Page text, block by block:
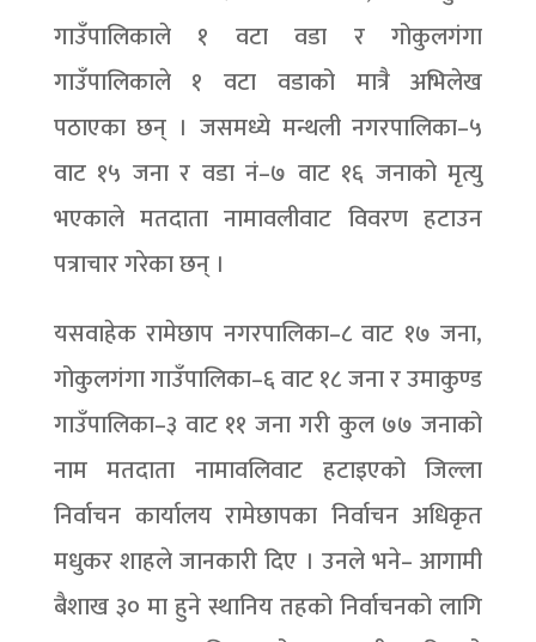
गाउँपालिकाले १ वटा वडा र गोकुलगंगा
गाउँपालिकाले १ वटा वडाको मात्रै अभिलेख
पठाएका छन् । जसमध्ये मन्थली नगरपालिका–५
वाट १५ जना र वडा नं–७ वाट १६ जनाको मृत्यु
भएकाले मतदाता नामावलीवाट विवरण हटाउन
पत्राचार गरेका छन् ।
यसवाहेक रामेछाप नगरपालिका–८ वाट १७ जना,
गोकुलगंगा गाउँपालिका–६ वाट १८ जना र उमाकुण्ड
गाउँपालिका–३ वाट ११ जना गरी कुल ७७ जनाको
नाम मतदाता नामावलिवाट हटाइएको जिल्ला
निर्वाचन कार्यालय रामेछापका निर्वाचन अधिकृत
मधुकर शाहले जानकारी दिए । उनले भने– आगामी
बैशाख ३० मा हुने स्थानिय तहको निर्वाचनको लागि